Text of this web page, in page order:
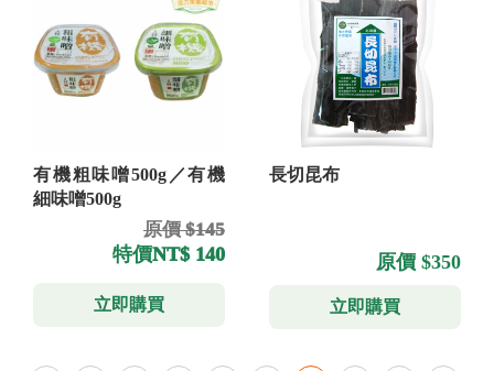
有機粗味噌500g／有機
細味噌500g
原價 $145
特價NT$ 140
立即購買
長切昆布
原價 $350
立即購買